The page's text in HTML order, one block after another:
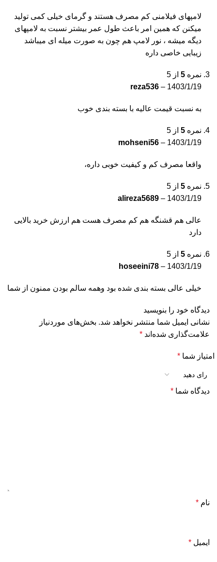
لامپهای فیلامنی کم مصرف هستند و گرمای خیلی کمی تولید
میکنن که همین امر باعث طول عمر بیشتر نسبت به لامپهای
دیگه میشه ، نور لامپ هم چون به صورت میله ای میباشد
زیبایی خاصی داره
نمره 5 از 5
reza536 – 1403/1/19
به نسبت قیمت عالیه با بسته بندی خوب
نمره 5 از 5
mohseni56 – 1403/1/19
واقعا مصرف کم و کیفیت خوبی داره،
نمره 5 از 5
alireza5689 – 1403/1/19
عالی هم قشنگه هم کم مصرف هست هم ارزش خرید بالایی
دارد
نمره 5 از 5
hoseeini78 – 1403/1/19
خیلی عالی بسته بندی شده بود وهمه سالم بودن ممنون از شما
دیدگاه خود را بنویسید
نشانی ایمیل شما منتشر نخواهد شد. بخش‌های موردنیاز
علامت‌گذاری شده‌اند *
امتیاز شما *
دیدگاه شما *
نام *
ایمیل *